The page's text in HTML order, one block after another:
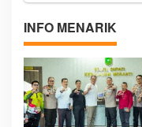
INFO MENARIK